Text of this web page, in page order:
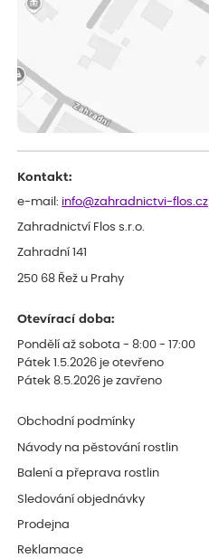
ověřený nákup
Jana
Flos je nejlepší &#129321;
Kontakt:
e-mail: info@zahradnictvi-flos.cz
Zahradnictví Flos s.r.o.
Zahradní 141
250 68 Řež u Prahy
Otevírací doba:
Pondělí až sobota - 8:00 - 17:00
Pátek 1.5.2026 je otevřeno
Pátek 8.5.2026 je zavřeno
Obchodní podmínky
Návody na pěstování rostlin
Balení a přeprava rostlin
Sledování objednávky
Prodejna
Reklamace